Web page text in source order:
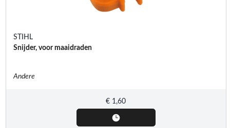
STIHL
Snijder, voor maaidraden
Andere
€ 1,60